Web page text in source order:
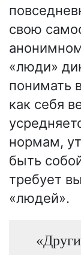
свою
«люди»
понимать
как себя
нормам,
быть
требует
«людей».